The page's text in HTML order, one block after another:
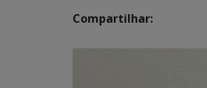
Compartilhar: